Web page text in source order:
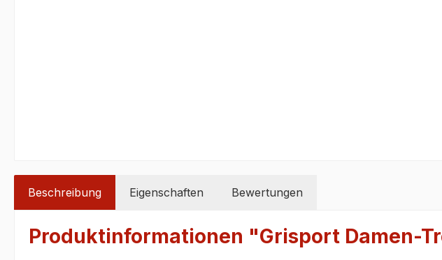
Beschreibung Eigenschaften Bewertungen
Produktinformationen "Grisport Damen-